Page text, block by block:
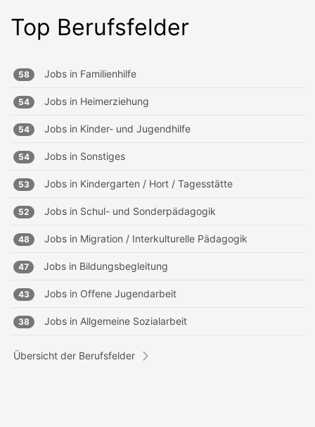
Top Berufsfelder
58 Jobs in Familienhilfe
54 Jobs in Heimerziehung
54 Jobs in Kinder- und Jugendhilfe
54 Jobs in Sonstiges
53 Jobs in Kindergarten / Hort / Tagesstätte
52 Jobs in Schul- und Sonderpädagogik
48 Jobs in Migration / Interkulturelle Pädagogik
47 Jobs in Bildungsbegleitung
43 Jobs in Offene Jugendarbeit
38 Jobs in Allgemeine Sozialarbeit
Übersicht der Berufsfelder